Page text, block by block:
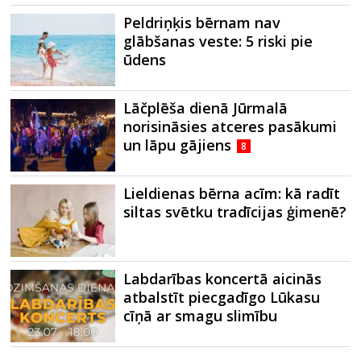
Peldriņķis bērnam nav
glābšanas veste: 5 riski pie
ūdens
Lāčplēša dienā Jūrmalā
norisināsies atceres pasākumi
un lāpu gājiens
8
Lieldienas bērna acīm: kā radīt
siltas svētku tradīcijas ģimenē?
Labdarības koncertā aicinās
atbalstīt piecgadīgo Lūkasu
cīņā ar smagu slimību